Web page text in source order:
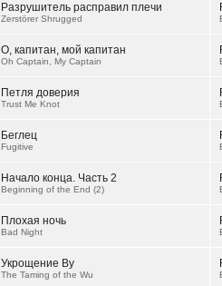
Разрушитель расправил плечи
Zerstörer Shrugged
О, капитан, мой капитан
Oh Captain, My Captain
Петля доверия
Trust Me Knot
Беглец
Fugitive
Начало конца. Часть 2
Beginning of the End (2)
Плохая ночь
Bad Night
Укрощение Ву
The Taming of the Wu